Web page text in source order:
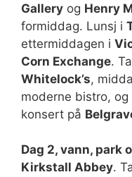
Gallery og Henry
formiddag. Lunsj i
ettermiddagen i
Corn Exchange.
Whitelock’s,
moderne bistro,
konsert på
Dag 2, vann, park
Kirkstall Abbey.